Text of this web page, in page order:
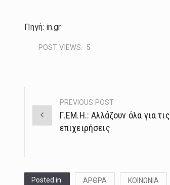
Πηγή: in.gr
POST VIEWS: 5
Post
navigation
PREVIOUS POST
Γ.ΕΜ.Η.: Αλλάζουν όλα για τις
επιχειρήσεις
Posted in: ΑΡΘΡΑ ΚΟΙΝΩΝΙΑ